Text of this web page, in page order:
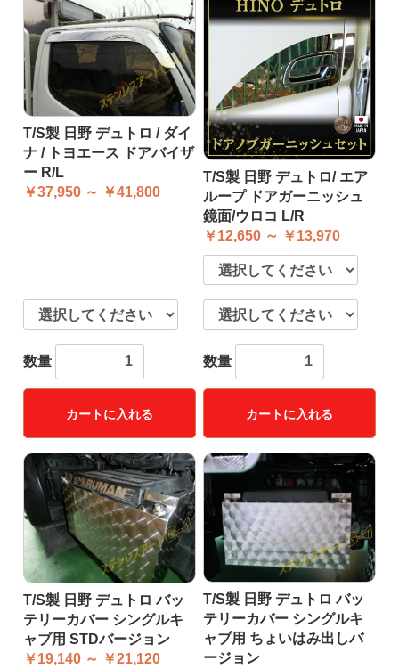
T/S製 日野 デュトロ / ダイ
ナ / トヨエース ドアバイザ
ー R/L
￥37,950 ～ ￥41,800
数量
カートに入れる
T/S製 日野 デュトロ/ エア
ループ ドアガーニッシュ
鏡面/ウロコ L/R
￥12,650 ～ ￥13,970
数量
カートに入れる
T/S製 日野 デュトロ バッ
テリーカバー シングルキ
ャブ用 STDバージョン
￥19,140 ～ ￥21,120
T/S製 日野 デュトロ バッ
テリーカバー シングルキ
ャブ用 ちょいはみ出しバ
ージョン